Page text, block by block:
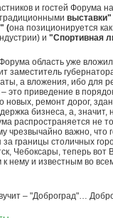
и гостей Форума
(она позиционируется
и "Спортивная
Форума область уже
заместитель
а вложения, ибо для
это приведение в
новых, ремонт дорог,
бизнеса, а,
распространяется не
чрезвычайно важно, что
за границы столичных
Чебоксары, теперь вот
нему и известным во
– "Доброград"…